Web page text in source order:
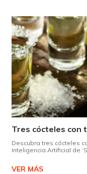
Descubra tres cócteles
Inteligencia Artificial de
VER MÁS